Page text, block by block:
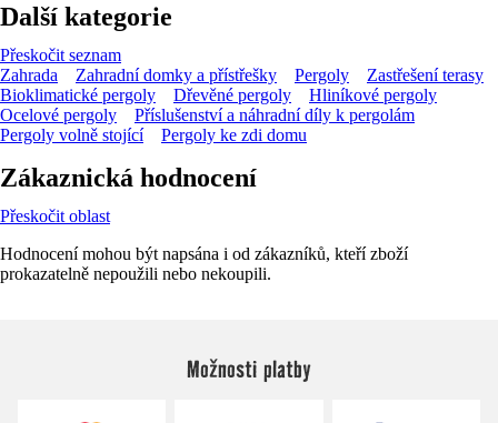
Další kategorie
Přeskočit seznam
Zahrada
Zahradní domky a přístřešky Pergoly
Zastřešení terasy
Bioklimatické pergoly
Dřevěné pergoly
Hliníkové pergoly
Ocelové pergoly
Příslušenství a náhradní díly k pergolám
Pergoly volně stojící
Pergoly ke zdi domu
Zákaznická hodnocení
Přeskočit oblast
Hodnocení mohou být napsána i od zákazníků, kteří zboží
prokazatelně nepoužili nebo nekoupili.
Možnosti platby